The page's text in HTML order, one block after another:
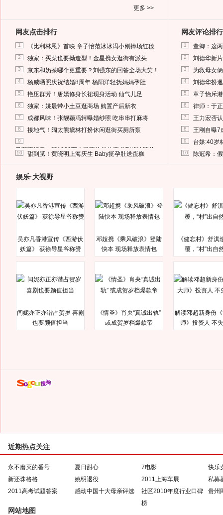
更多 >>
网友点击排行
1 《比利林恩》首映 章子怡范冰冰冯小刚捧场红毯
2 独家：买菜也要拗造型！金星携女逛街有派头
3 京东和奶茶哪个更重要？刘强东的回答全场大笑！
4 杨威晒照庆祝结婚8周年 杨阳洋轻抚妈妈孕肚
5 艳压群芳！唐嫣修身长裙现身活动 仙气儿足
6 独家：姚晨带小土豆逛商场 购置产后新衣
7 成都风味！张靓颖冯轲曝婚纱照 吃串串打麻将
8 接地气！阔太熊黛林打扮休闲逛街买厕所泵
9
马蓉离婚后，砸1000万人民币给媒体要求删掉这照片
10 甜到腻！黄晓明上海庆生 Baby挺孕肚送蛋糕
网友评论排行
1 董卿：这
2 刘德华新
3 为救母女
4 刘德华扮
5 章子怡斥
6 律师：于
7 王力宏否
8 王刚自曝7
9 台媒:40岁
10 陈冠希：
娱乐·大视野
吴亦凡香港宣传《西游伏
妖篇》 获徐导星爷称赞
邓超携《乘风破浪》登陆
快本 现场释放表情包
《健忘村》舒淇
覆，“村”出自
闫妮亦正亦谐占贺岁 喜剧
也要颜值担当
《情圣》肖央“真诚出轨”
或成贺岁档爆款帝
解读邓超新身份
师》投资人 不
近期热点关注
永不磨灭的番号 夏日甜心 7电影
快乐
新还珠格格
姚明退役 2011上海车展
私募
2011高考试题答案
感动中国十大母亲评选
社区2010年度行业口碑
榜
贵州
网站地图